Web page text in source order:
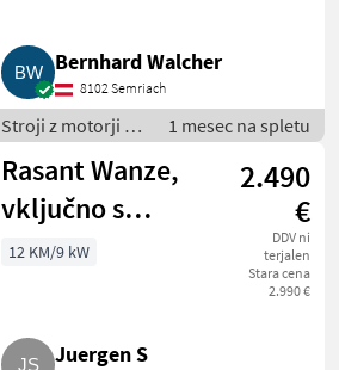
Bernhard Walcher
8102 Semriach
Stroji z motorji /
Transporter in
motorni
transporter
1 mesec na spletu
Rasant Wanze,
vključno s
transportno
2.490
€
DDV ni
terjalen
Stara cena
2.990 €
12 KM/9 kW
Juergen S